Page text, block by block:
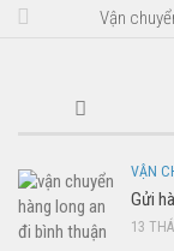
Vận
VẬN
Gửi
13